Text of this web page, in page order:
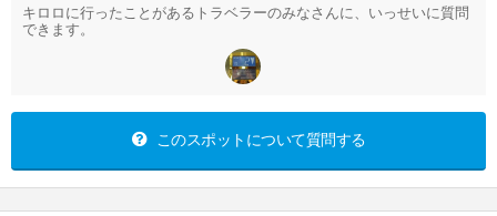
キロロに行ったことがあるトラベラーのみなさんに、いっせいに質問
できます。
このスポットについて質問する